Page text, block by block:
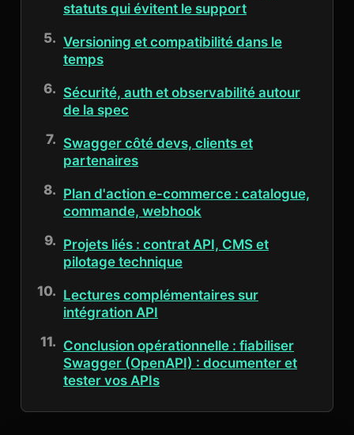
statuts qui évitent le support
Versioning et compatibilité dans le
temps
Sécurité, auth et observabilité autour
de la spec
Swagger côté devs, clients et
partenaires
Plan d'action e-commerce : catalogue,
commande, webhook
Projets liés : contrat API, CMS et
pilotage technique
Lectures complémentaires sur
intégration API
Conclusion opérationnelle : fiabiliser
Swagger (OpenAPI) : documenter et
tester vos APIs